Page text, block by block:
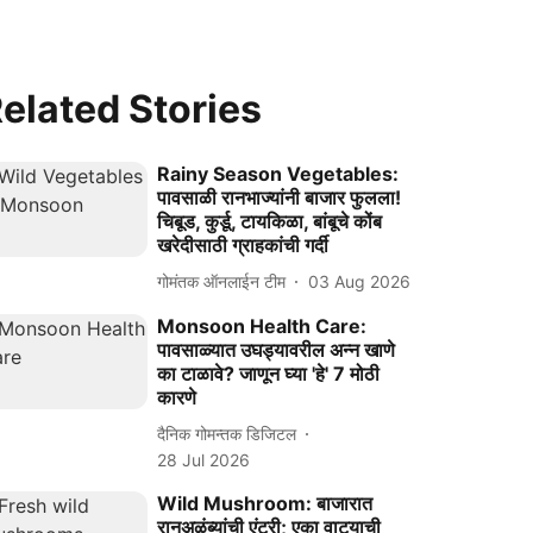
Stories
Rainy Season Vegetables:
पावसाळी रानभाज्यांनी बाजार फुलला!
चिबूड, कुर्डू, टायकिळा, बांबूचे कोंब
खरेदीसाठी ग्राहकांची गर्दी
गोमंतक ऑनलाईन टीम 03 Aug 2026
Monsoon Health Care:
पावसाळ्यात उघड्यावरील अन्न खाणे
का टाळावे? जाणून घ्या 'हे' 7 मोठी
कारणे
दैनिक गोमन्तक डिजिटल
28 Jul 2026
Wild Mushroom: बाजारात
रानअळंब्यांची एंट्री; एका वाट्याची